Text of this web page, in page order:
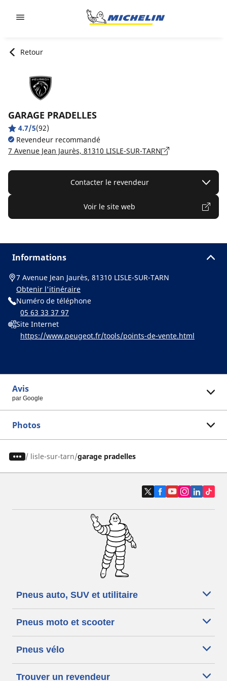
Retour
GARAGE PRADELLES
4.7/5(92)
Revendeur recommandé
7 Avenue Jean Jaurès, 81310 LISLE-SUR-TARN
Contacter le revendeur
Voir le site web
Informations
7 Avenue Jean Jaurès, 81310 LISLE-SUR-TARN
Obtenir l'itinéraire
Numéro de téléphone
05 63 33 37 97
Site Internet
https://www.peugeot.fr/tools/points-de-vente.html
Avis
par Google
Photos
/ lisle-sur-tarn garage pradelles
Pneus auto, SUV et utilitaire
Pneus moto et scooter
Pneus vélo
Trouver un revendeur